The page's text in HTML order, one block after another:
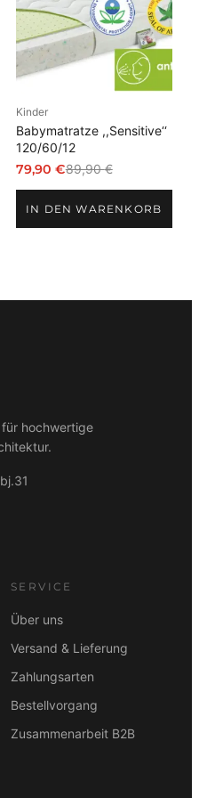
Kinder
Babymatratze ,,Sensitive‘‘
120/60/12
89,90€
Ursprünglicher
war:
79,90 €
Aktueller
ist:IN DEN WARENKORB
hochwertige
SERVICE
Über uns
Versand & Lieferung
Zahlungsarten
Bestellvorgang
Zusammenarbeit B2B